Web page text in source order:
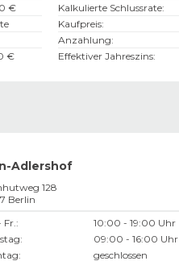
€
€
Kalkulierte Schlussrate:
Kaufpreis:
Anzahlung:
Effektiver Jahreszins:
Adlershof
128
Berlin
Fr.:
10:00 - 19:00 Uhr
09:00 - 16:00 Uhr
geschlossen